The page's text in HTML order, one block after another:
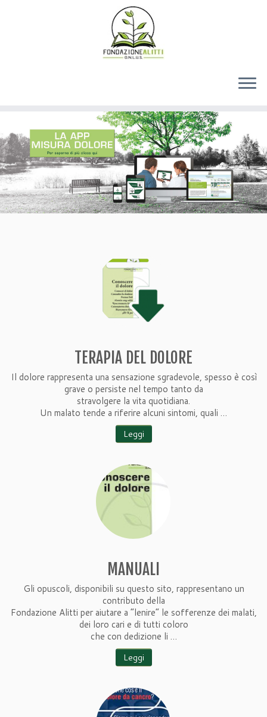
TERAPIA DEL DOLORE
Il dolore rappresenta una sensazione sgradevole, spesso è così
grave o persiste nel tempo tanto da
stravolgere la vita quotidiana.
Un malato tende a riferire alcuni sintomi, quali …
Leggi
MANUALI
Gli opuscoli, disponibili su questo sito, rappresentano un
contributo della
Fondazione Alitti per aiutare a “lenire” le sofferenze dei malati,
dei loro cari e di tutti coloro
che con dedizione li …
Leggi